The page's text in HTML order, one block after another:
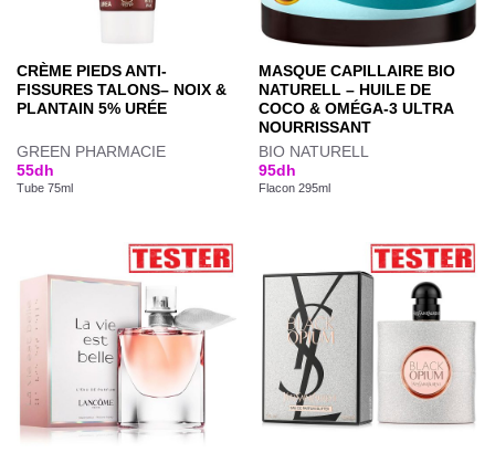
CRÈME PIEDS ANTI-
FISSURES TALONS– NOIX &
PLANTAIN 5% URÉE
GREEN PHARMACIE
55dh
Tube 75ml
MASQUE CAPILLAIRE BIO
NATURELL – HUILE DE
COCO & OMÉGA-3 ULTRA
NOURRISSANT
BIO NATURELL
95dh
Flacon 295ml